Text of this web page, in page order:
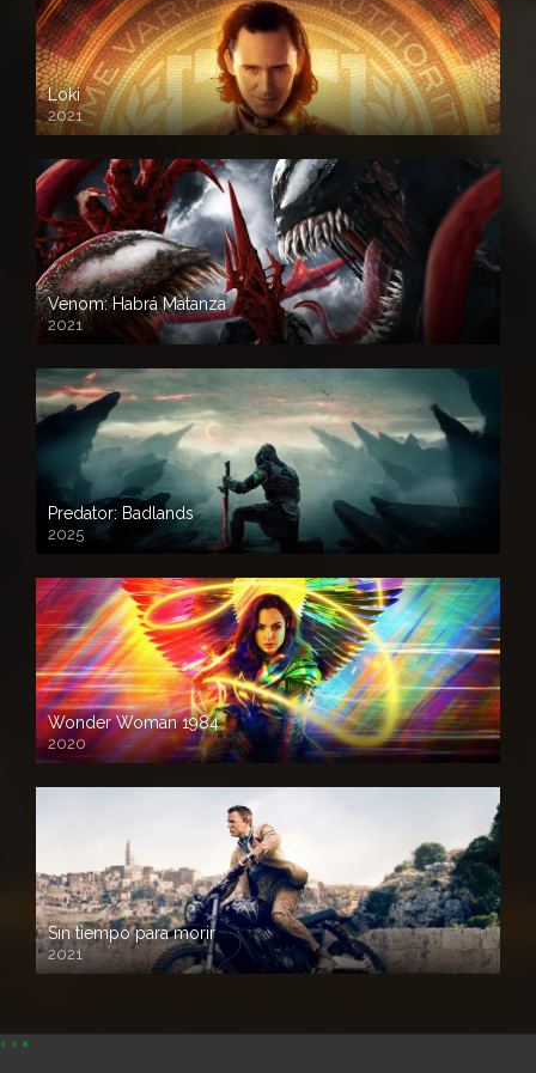
Loki
2021
Venom: Habrá Matanza
2021
Predator: Badlands
2025
Wonder Woman 1984
2020
Sin tiempo para morir
2021
‹ › ×